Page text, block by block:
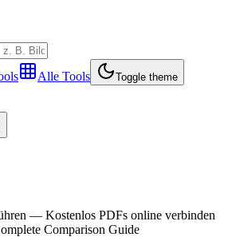
Alle Tools Toggle theme
— Kostenlos PDFs online verbinden
Comparison Guide